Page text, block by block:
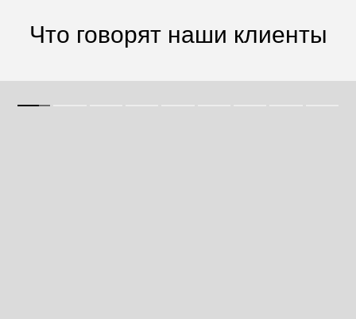
Что говорят наши клиенты